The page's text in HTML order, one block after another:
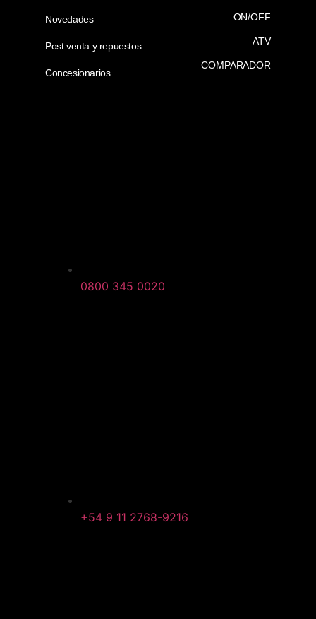
Novedades
Post venta y repuestos
Concesionarios
ON/OFF
ATV
COMPARADOR
0800 345 0020
+54 9 11 2768-9216